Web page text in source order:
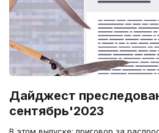
Дайджест
сентябрь'2023
В этом выпуске: приговор за